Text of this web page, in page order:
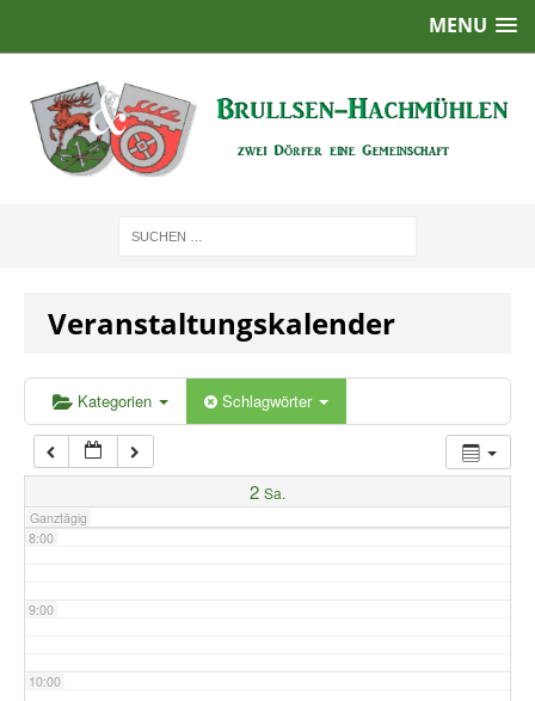
MENU
Veranstaltungskalender
Kategorien Schlagwörter
2 Sa.
Ganztägig
2:00
5:00
6:00
7:00
8:00
9:00
10:00